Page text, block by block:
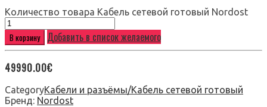
Количество товара Кабель сетевой готовый Nordost
В корзину Добавить в список желаемого
49990.00€
CategoryКабели и разъёмы/Кабель сетевой готовый
Бренд: Nordost